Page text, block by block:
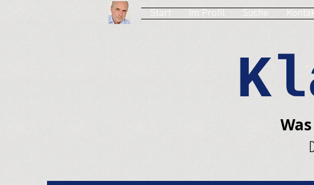
Start Im Profil Suche